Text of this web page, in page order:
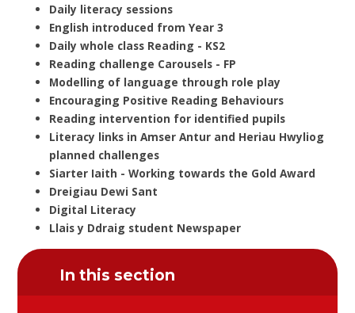
Daily literacy sessions
English introduced from Year 3
Daily whole class Reading - KS2
Reading challenge Carousels - FP
Modelling of language through role play
Encouraging Positive Reading Behaviours
Reading intervention for identified pupils
Literacy links in Amser Antur and Heriau Hwyliog
planned challenges
Siarter Iaith - Working towards the Gold Award
Dreigiau Dewi Sant
Digital Literacy
Llais y Ddraig student Newspaper
In this section